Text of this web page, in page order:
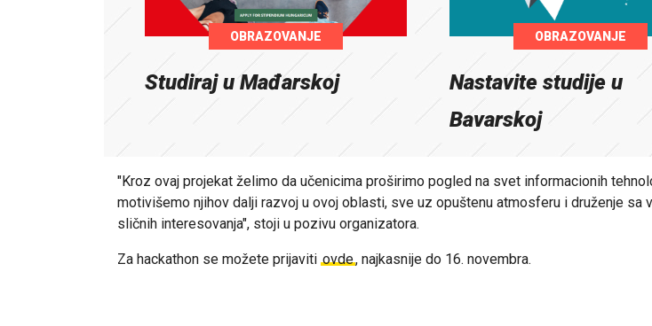
OBRAZOVANJE
Studiraj u Mađarskoj
OBRAZOVANJE
Nastavite studije u
Bavarskoj
"Kroz ovaj projekat želimo da učenicima proširimo pogled na svet informacionih
motivišemo njihov dalji razvoj u ovoj oblasti, sve uz opuštenu atmosferu i druženje sa
sličnih interesovanja", stoji u pozivu organizatora.
Za hackathon se možete prijaviti ovde, najkasnije do 16. novembra.